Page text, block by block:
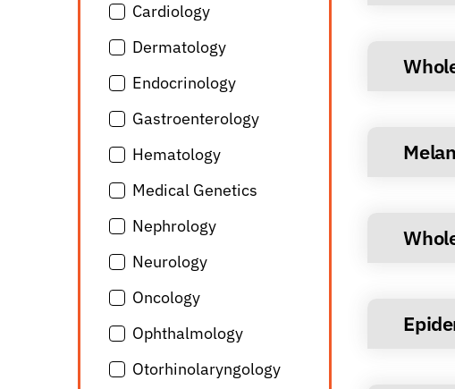
Cardiology
Dermatology
Endocrinology
Gastroenterology
Hematology
Medical Genetics
Nephrology
Neurology
Oncology
Ophthalmology
Otorhinolaryngology